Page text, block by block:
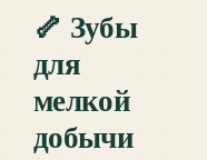
🦴 Зубы
для
мелкой
добычи